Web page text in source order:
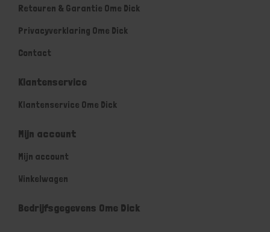
Retouren & Garantie Ome Dick
Privacyverklaring Ome Dick
Contact
Klantenservice
Klantenservice Ome Dick
Mijn account
Mijn account
Winkelwagen
Bedrijfsgegevens Ome Dick